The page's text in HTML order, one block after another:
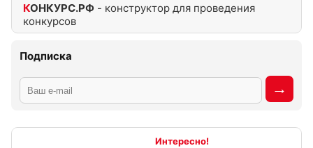
КОНКУРС.РФ - конструктор для проведения
конкурсов
Подписка